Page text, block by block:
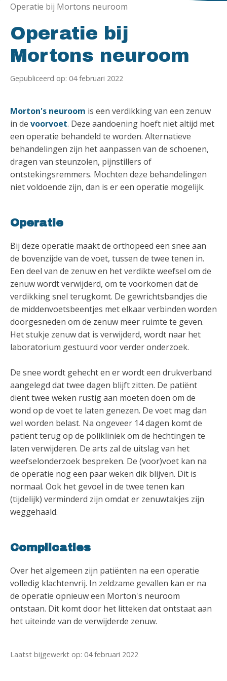
Operatie bij Mortons neuroom
Operatie bij
Mortons neuroom
Gepubliceerd op: 04 februari 2022
Morton's neuroom is een verdikking van een zenuw
in de voorvoet. Deze aandoening hoeft niet altijd met
een operatie behandeld te worden. Alternatieve
behandelingen zijn het aanpassen van de schoenen,
dragen van steunzolen, pijnstillers of
ontstekingsremmers. Mochten deze behandelingen
niet voldoende zijn, dan is er een operatie mogelijk.
Operatie
Bij deze operatie maakt de orthopeed een snee aan
de bovenzijde van de voet, tussen de twee tenen in.
Een deel van de zenuw en het verdikte weefsel om de
zenuw wordt verwijderd, om te voorkomen dat de
verdikking snel terugkomt. De gewrichtsbandjes die
de middenvoetsbeentjes met elkaar verbinden worden
doorgesneden om de zenuw meer ruimte te geven.
Het stukje zenuw dat is verwijderd, wordt naar het
laboratorium gestuurd voor verder onderzoek.
De snee wordt gehecht en er wordt een drukverband
aangelegd dat twee dagen blijft zitten. De patiënt
dient twee weken rustig aan moeten doen om de
wond op de voet te laten genezen. De voet mag dan
wel worden belast. Na ongeveer 14 dagen komt de
patiënt terug op de polikliniek om de hechtingen te
laten verwijderen. De arts zal de uitslag van het
weefselonderzoek bespreken. De (voor)voet kan na
de operatie nog een paar weken dik blijven. Dit is
normaal. Ook het gevoel in de twee tenen kan
(tijdelijk) verminderd zijn omdat er zenuwtakjes zijn
weggehaald.
Complicaties
Over het algemeen zijn patiënten na een operatie
volledig klachtenvrij. In zeldzame gevallen kan er na
de operatie opnieuw een Morton's neuroom
ontstaan. Dit komt door het litteken dat ontstaat aan
het uiteinde van de verwijderde zenuw.
Laatst bijgewerkt op: 04 februari 2022